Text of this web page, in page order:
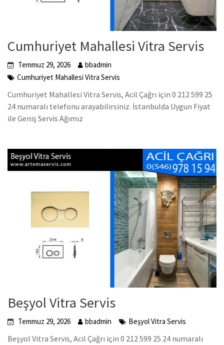
Cumhuriyet Mahallesi Vitra Servis
Temmuz 29, 2026
bbadmin
Cumhuriyet Mahallesi Vitra Servis
Cumhuriyet Mahallesi Vitra Servis, Acil Çağrı için 0 212 599 25
24 numaralı telefonu arayabilirsiniz. İstanbulda Uygun Fiyat
ile Geniş Servis Ağımız
Beşyol Vitra Servis
Temmuz 29, 2026 bbadmin Beşyol Vitra Servis
Beşyol Vitra Servis, Acil Çağrı için 0 212 599 25 24 numaralı